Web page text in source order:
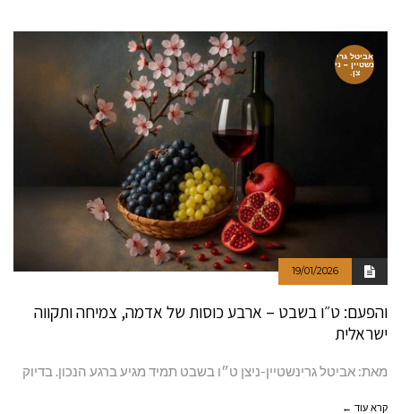
אביטל גרי
נשטיין – ני
צן.
19/01/2026
והפעם: ט״ו בשבט – ארבע כוסות של אדמה, צמיחה ותקווה
ישראלית
מאת: אביטל גרינשטיין-ניצן ט״ו בשבט תמיד מגיע ברגע הנכון. בדיוק
קרא עוד ←